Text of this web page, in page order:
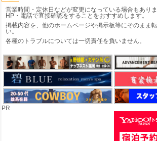
営業時間・定休日などが変更になっている場合もあり
HP・電話で直接確認をすることをおすすめします。
掲載内容を、他のホームページや掲示板等にそのまま
い。
各種のトラブルについては一切責任を負いません。
PR